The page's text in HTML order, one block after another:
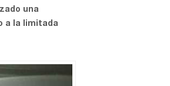
una
a la limitada